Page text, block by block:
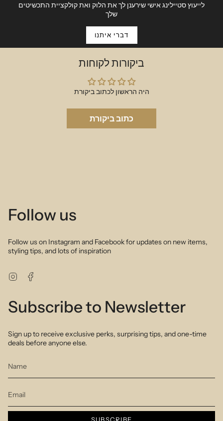
לייעוץ סטיילינג אישי שירענן לך את הלוק ואת קולקציית התכשיטים
שלך
דברי איתנו
ביקורות לקוחות
היה הראשון לכתוב ביקורת
כתוב ביקורת
Follow us
Follow us on Instagram and Facebook for updates on new items,
styling tips, and lots of inspiration
Instagram
Subscribe to Newsletter
Sign up to receive exclusive perks, surprising tips, and one-time
deals before anyone else.